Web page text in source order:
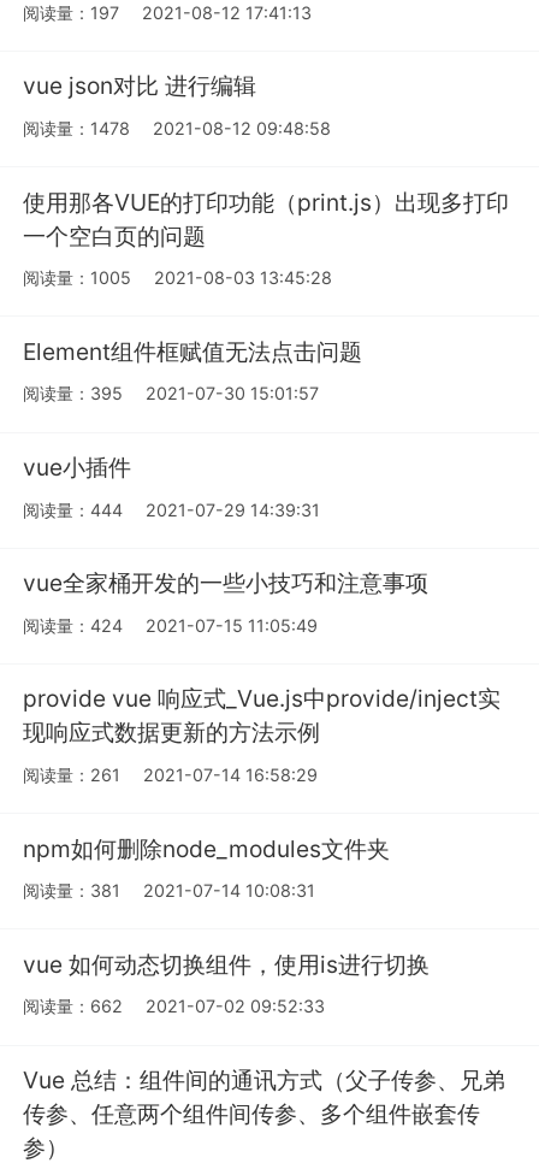
阅读量：197 2021-08-12 17:41:13
vue json对比 进行编辑
阅读量：1478 2021-08-12 09:48:58
使用那各VUE的打印功能（print.js）出现多打印
一个空白页的问题
阅读量：1005 2021-08-03 13:45:28
Element组件框赋值无法点击问题
阅读量：395 2021-07-30 15:01:57
vue小插件
阅读量：444 2021-07-29 14:39:31
vue全家桶开发的一些小技巧和注意事项
阅读量：424 2021-07-15 11:05:49
provide vue 响应式_Vue.js中provide/inject实
现响应式数据更新的方法示例
阅读量：261 2021-07-14 16:58:29
npm如何删除node_modules文件夹
阅读量：381 2021-07-14 10:08:31
vue 如何动态切换组件，使用is进行切换
阅读量：662 2021-07-02 09:52:33
Vue 总结：组件间的通讯方式（父子传参、兄弟
传参、任意两个组件间传参、多个组件嵌套传
参）